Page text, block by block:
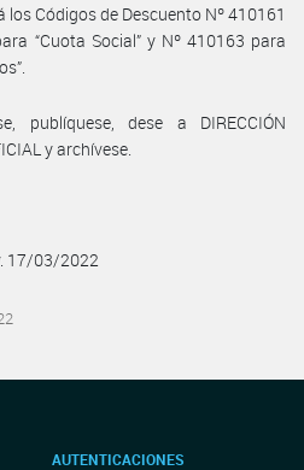
los Códigos de Descuento Nº 410161
“Cuota Social” y Nº 410163 para
publíquese, dese a DIRECCIÓN
y archívese.
17/03/2022
AUTENTICACIONES